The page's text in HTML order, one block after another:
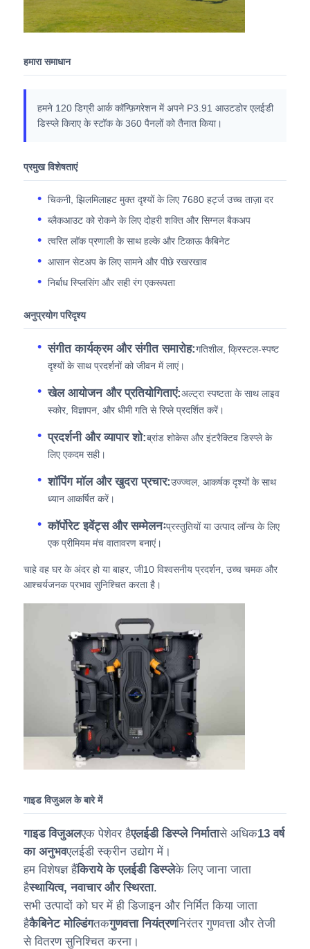
एसएमडी एलईडी स्क्रीन
आउटडोर एलईडी डिस्प्ले बोर्ड
आउटडोर एलईडी बिलबोर्ड
हमारा समाधान
हमने 120 डिग्री आर्क कॉन्फ़िगरेशन में अपने P3.91 आउटडोर एलईडी
डिस्प्ले किराए के स्टॉक के 360 पैनलों को तैनात किया।
प्रमुख विशेषताएं
चिकनी, झिलमिलाहट मुक्त दृश्यों के लिए 7680 हर्ट्ज उच्च ताज़ा दर
ब्लैकआउट को रोकने के लिए दोहरी शक्ति और सिग्नल बैकअप
त्वरित लॉक प्रणाली के साथ हल्के और टिकाऊ कैबिनेट
आसान सेटअप के लिए सामने और पीछे रखरखाव
निर्बाध स्प्लिसिंग और सही रंग एकरूपता
अनुप्रयोग परिदृश्य
संगीत कार्यक्रम और संगीत समारोह:गतिशील, क्रिस्टल-स्पष्ट
दृश्यों के साथ प्रदर्शनों को जीवन में लाएं।
खेल आयोजन और प्रतियोगिताएं:अल्ट्रा स्पष्टता के साथ लाइव
स्कोर, विज्ञापन, और धीमी गति से रिप्ले प्रदर्शित करें।
प्रदर्शनी और व्यापार शो:ब्रांड शोकेस और इंटरैक्टिव डिस्प्ले के
लिए एकदम सही।
शॉपिंग मॉल और खुदरा प्रचार:उज्ज्वल, आकर्षक दृश्यों के साथ
ध्यान आकर्षित करें।
कॉर्पोरेट इवेंट्स और सम्मेलनःप्रस्तुतियों या उत्पाद लॉन्च के लिए
एक प्रीमियम मंच वातावरण बनाएं।
चाहे वह घर के अंदर हो या बाहर, जी10 विश्वसनीय प्रदर्शन, उच्च चमक और
आश्चर्यजनक प्रभाव सुनिश्चित करता है।
गाइड विजुअल के बारे में
गाइड विजुअलएक पेशेवर हैएलईडी डिस्प्ले निर्मातासे अधिक13 वर्ष
का अनुभवएलईडी स्क्रीन उद्योग में।
हम विशेषज्ञ हैंकिराये के एलईडी डिस्प्लेके लिए जाना जाता
हैस्थायित्व, नवाचार और स्थिरता.
सभी उत्पादों को घर में ही डिजाइन और निर्मित किया जाता
हैकैबिनेट मोल्डिंगतकगुणवत्ता नियंत्रणनिरंतर गुणवत्ता और तेजी
से वितरण सुनिश्चित करना।